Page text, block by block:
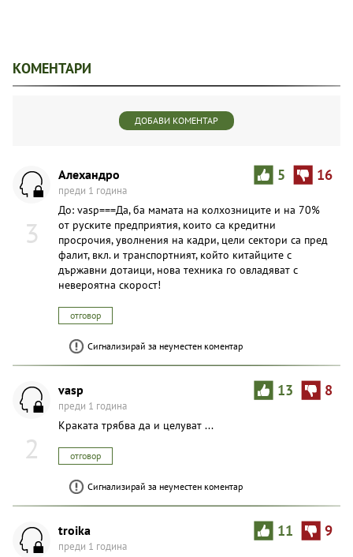
КОМЕНТАРИ
ДОБАВИ КОМЕНТАР
3
5 16
Алехандро
преди 1 година
До: vasp===Да, ба мамата на колхозниците и на 70%
от руските предприятия, които са кредитни
просрочия, уволнения на кадри, цели сектори са пред
фалит, вкл. и транспортният, който китайците с
държавни дотаици, нова техника го овладяват с
невероятна скорост!
отговор
Сигнализирай за неуместен коментар
2
13 8
vasp
преди 1 година
Краката трябва да и целуват ...
отговор
Сигнализирай за неуместен коментар
11 9
troika
преди 1 година